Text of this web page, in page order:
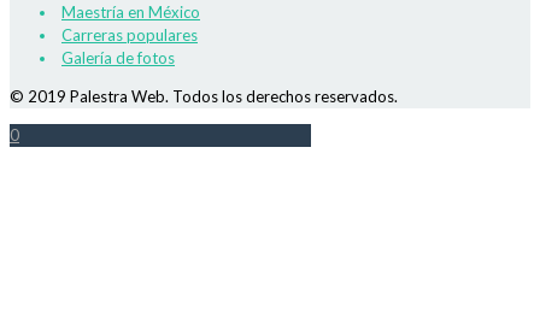
Maestría en México
Carreras populares
Galería de fotos
© 2019 Palestra Web. Todos los derechos reservados.
0